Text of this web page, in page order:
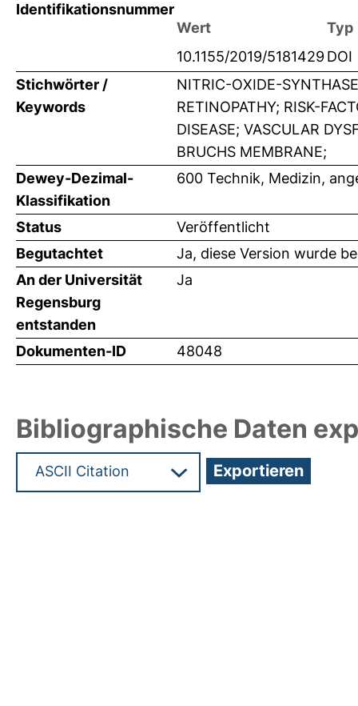
Identifikationsnummer
Wert
Typ
10.1155/2019/5181429 DOI
Stichwörter /
Keywords
NITRIC-OXIDE-
RETINOPATHY; RISK-
DISEASE; VASCULAR
BRUCHS MEMBRANE;
Dewey-Dezimal-
Klassifikation
600 Technik, Medizin,
Status
Veröffentlicht
Begutachtet
Ja, diese Version wurde
An der Universität
Regensburg
entstanden
Ja
Dokumenten-ID 48048
Bibliographische Daten